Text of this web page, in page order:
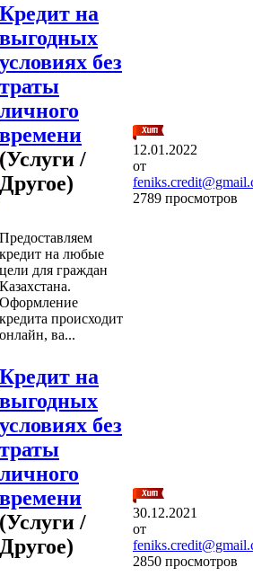
Кредит на
выгодных
условиях без
траты
личного
времени
(Услуги /
Другое)
Предоставляем
кредит на любые
цели для граждан
Казахстана.
Оформление
кредита происходит
онлайн, ва...
12.01.2022
от
2789 просмотров
Кредит на
выгодных
условиях без
траты
личного
времени
(Услуги /
Другое)
30.12.2021
от
2850 просмотров